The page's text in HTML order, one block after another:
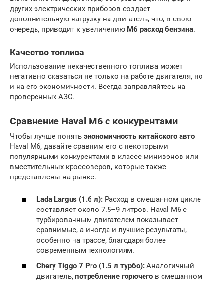
других электрических приборов создает
дополнительную нагрузку на двигатель, что, в свою
очередь, приводит к увеличению M6 расход бензина.
Качество топлива
Использование некачественного топлива может
негативно сказаться не только на работе двигателя, но
и на его экономичности. Всегда заправляйтесь на
проверенных АЗС.
Сравнение Haval M6 с конкурентами
Чтобы лучше понять экономичность китайского авто
Haval M6, давайте сравним его с некоторыми
популярными конкурентами в классе минивэнов или
вместительных кроссоверов, которые также
представлены на рынке.
Lada Largus (1.6 л): Расход в смешанном цикле
составляет около 7.5–9 литров. Haval M6 с
турбированным двигателем показывает
сравнимые, а иногда и лучшие результаты,
особенно на трассе, благодаря более
современным технологиям.
Chery Tiggo 7 Pro (1.5 л турбо): Аналогичный
двигатель, потребление горючего в смешанном